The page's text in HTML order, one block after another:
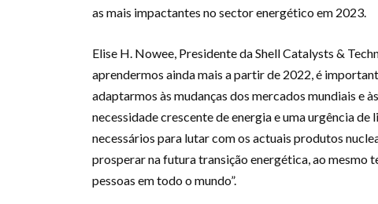
as mais impactantes no sector energético em 2023.
Elise H. Nowee, Presidente da Shell Catalysts &
aprendermos ainda mais a partir de 2022, é
adaptarmos às mudanças dos mercados mundiais e
necessidade crescente de energia e uma urgência
necessários para lutar com os actuais produtos
prosperar na futura transição energética, ao mesmo
pessoas em todo o mundo”.